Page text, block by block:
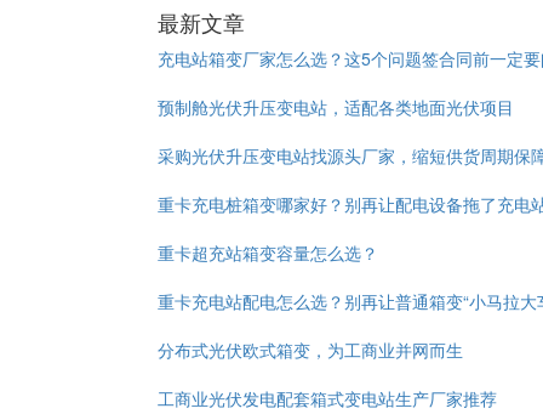
最新文章
充电站箱变厂家怎么选？这5个问题签合同前一定
预制舱光伏升压变电站，适配各类地面光伏项目
采购光伏升压变电站找源头厂家，缩短供货周期保
重卡充电桩箱变哪家好？别再让配电设备拖了充电
重卡超充站箱变容量怎么选？
重卡充电站配电怎么选？别再让普通箱变“小马拉大
分布式光伏欧式箱变，为工商业并网而生
工商业光伏发电配套箱式变电站生产厂家推荐